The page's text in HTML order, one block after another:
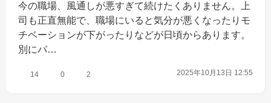
今の職場、風通しが悪すぎて続けたくありません。上
司も正直無能で、職場にいると気分が悪くなったりモ
チベーションが下がったりなどが日頃からあります。
別にパ…
14 0 2 2025年10月13日 12:55